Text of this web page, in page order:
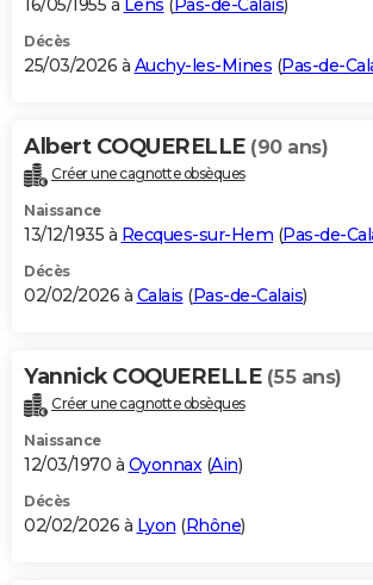
16/05/1955 à Lens (Pas-de-Calais)
Décès
25/03/2026 à Auchy-les-Mines (Pas-de-
Albert COQUERELLE (90 ans)
Créer une cagnotte obsèques
Naissance
13/12/1935 à Recques-sur-Hem (Pas-de-
Décès
02/02/2026 à Calais (Pas-de-Calais)
Yannick COQUERELLE (55 ans)
Créer une cagnotte obsèques
Naissance
12/03/1970 à Oyonnax(Ain)
Décès
02/02/2026 à Lyon (Rhône)